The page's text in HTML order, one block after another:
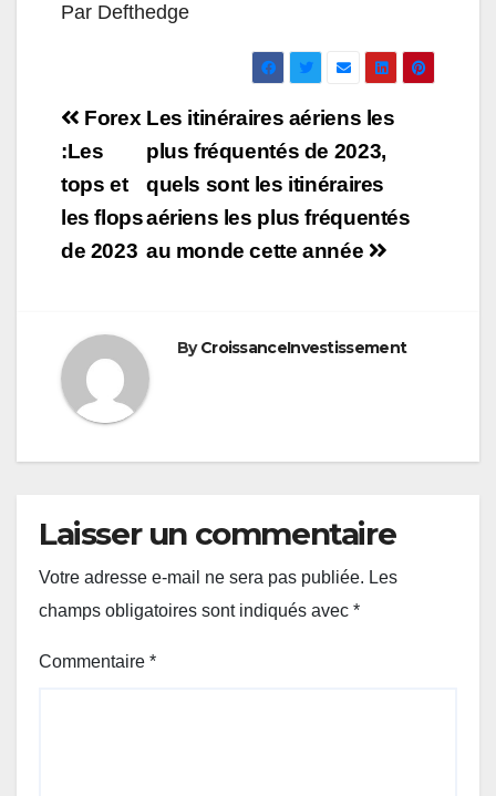
Par Defthedge
Navigation
de
l’article
Les itinéraires aériens les
plus fréquentés de 2023,
quels sont les itinéraires
aériens les plus fréquentés
au monde cette année
Forex
:Les
tops et
les flops
de 2023
ByCroissanceInvestissement
Laisser un commentaire
Votre adresse e-mail ne sera pas publiée. Les
champs obligatoires sont indiqués avec *
Commentaire *